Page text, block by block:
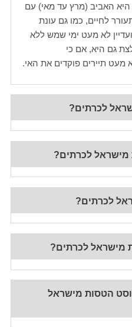
היא האביב (מרץ עד מאי) עם
לחיים, כמו גם עונת
לא מעט ימי שמש ללא
גם היא, אם כי
מעט תיירים פוקדים את האי.
לכרתים?
מישראל לכרתים?
לכרתים?
מישראל לכרתים?
הטסות מישראל